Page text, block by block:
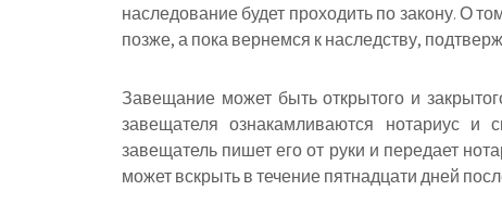
наследование будет проходить по закону. О
позже, а пока вернемся к наследству,
Завещание может быть открытого и
завещателя ознакамливаются нотариус и
завещатель пишет его от руки и передает
может вскрыть в течение пятнадцати дней